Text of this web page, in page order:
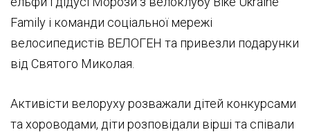
Family і команди соціальної мережі
велосипедистів ВЕЛОГЕН та привезли подарунки
від Святого Миколая.
Активісти велоруху розважали дітей конкурсами
та хороводами, діти розповідали вірші та співали